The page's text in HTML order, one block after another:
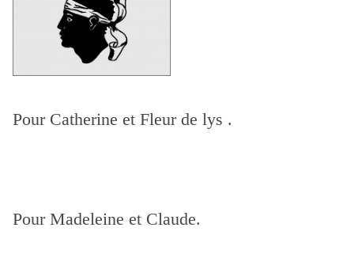
Pour Catherine et Fleur de lys .
Pour Madeleine et Claude.